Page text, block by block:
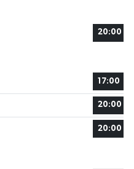
20:00
17:00
20:00
20:00